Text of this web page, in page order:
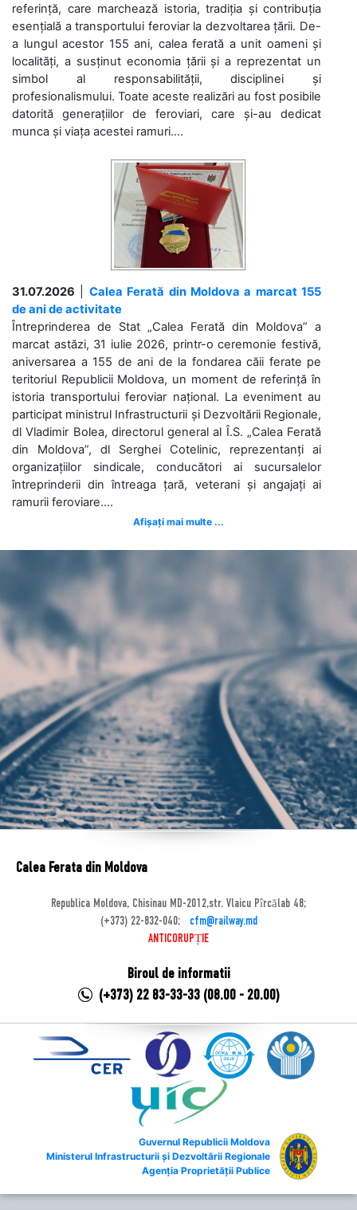
referință, care marchează istoria, tradiția și contribuția
esențială a transportului feroviar la dezvoltarea țării. De-
a lungul acestor 155 ani, calea ferată a unit oameni și
localități, a susținut economia țării și a reprezentat un
simbol al responsabilității, disciplinei și
profesionalismului. Toate aceste realizări au fost posibile
datorită generațiilor de feroviari, care și-au dedicat
munca și viața acestei ramuri....
31.07.2026
Calea Ferată din Moldova a marcat 155
de ani de activitate
Întreprinderea de Stat „Calea Ferată din Moldova” a
marcat astăzi, 31 iulie 2026, printr-o ceremonie festivă,
aniversarea a 155 de ani de la fondarea căii ferate pe
teritoriul Republicii Moldova, un moment de referință în
istoria transportului feroviar național. La eveniment au
participat ministrul Infrastructurii și Dezvoltării Regionale,
dl Vladimir Bolea, directorul general al Î.S. „Calea Ferată
din Moldova”, dl Serghei Cotelinic, reprezentanți ai
organizațiilor sindicale, conducători ai sucursalelor
întreprinderii din întreaga țară, veterani și angajați ai
ramurii feroviare....
Afișați mai multe ...
Calea Ferata din Moldova
Republica Moldova, Chisinau MD-2012,str. Vlaicu Pîrcălab 48;
(+373) 22-832-040;
cfm@railway.md
ANTICORUPȚIE
Biroul de informatii
(+373) 22 83-33-33 (08.00 - 20.00)
Guvernul Republicii Moldova
Ministerul Infrastructurii și Dezvoltării Regionale
Agenția Proprietății Publice